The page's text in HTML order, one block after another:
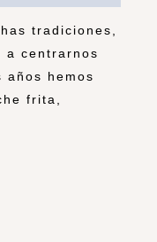
tradiciones,
a centrarnos
años hemos
frita,